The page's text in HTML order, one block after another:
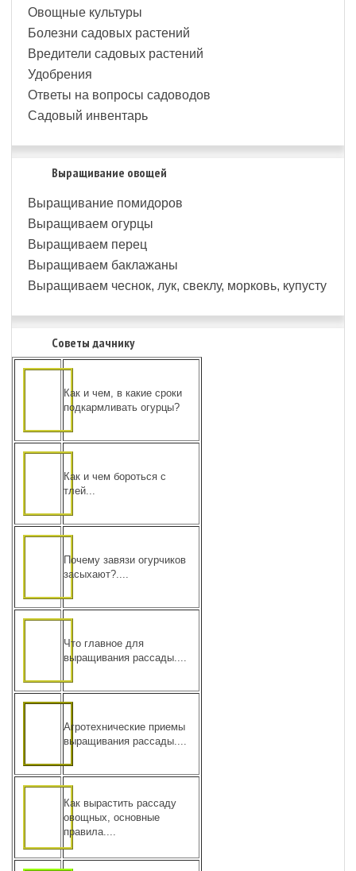
Овощные культуры
Болезни садовых растений
Вредители садовых растений
Удобрения
Ответы на вопросы садоводов
Садовый инвентарь
Выращивание овощей
Выращивание помидоров
Выращиваем огурцы
Выращиваем перец
Выращиваем баклажаны
Выращиваем чеснок, лук, свеклу, морковь, купусту
Советы дачнику
Как и чем, в какие сроки
подкармливать огурцы?
Как и чем бороться с
тлей...
Почему завязи огурчиков
засыхают?....
Что главное для
выращивания рассады....
Агротехнические приемы
выращивания рассады....
Как вырастить рассаду
овощных, основные
правила....